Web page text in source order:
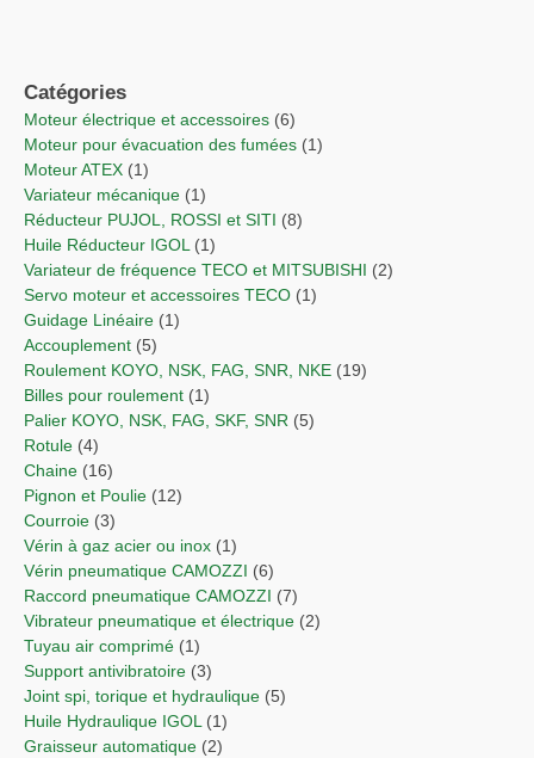
Catégories
Moteur électrique et accessoires (6)
Moteur pour évacuation des fumées (1)
Moteur ATEX (1)
Variateur mécanique (1)
Réducteur PUJOL, ROSSI et SITI (8)
Huile Réducteur IGOL(1)
Variateur de fréquence TECO et MITSUBISHI (2)
Servo moteur et accessoires TECO (1)
Guidage Linéaire (1)
Accouplement (5)
Roulement KOYO, NSK, FAG, SNR, NKE (19)
Billes pour roulement (1)
Palier KOYO, NSK, FAG, SKF, SNR (5)
Rotule (4)
Chaine (16)
Pignon et Poulie (12)
Courroie (3)
Vérin à gaz acier ou inox (1)
Vérin pneumatique CAMOZZI (6)
Raccord pneumatique CAMOZZI (7)
Vibrateur pneumatique et électrique (2)
Tuyau air comprimé (1)
Support antivibratoire (3)
Joint spi, torique et hydraulique (5)
Huile Hydraulique IGOL(1)
Graisseur automatique (2)